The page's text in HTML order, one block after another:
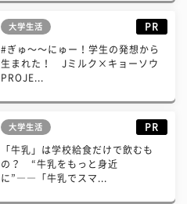
大学生活 PR
#ぎゅ〜〜にゅー！学生の発想から
生まれた！ Jミルク×キョーソウ
PROJE...
大学生活 PR
「牛乳」は学校給食だけで飲むも
の？ “牛乳をもっと身近
に”――「牛乳でスマ...